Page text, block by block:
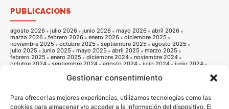
Gestionar consentimiento
Para ofrecer las mejores experiencias, utilizamos tecnologías como las
cookies para almacenar y/o acceder a la información del dispositivo. El
PUBLICACIONS
agosto 2026 julio 2026 junio 2026 mayo 2026
abril 2026
marzo 2026
febrero 2026 enero 2026
diciembre 2025
noviembre 2025
octubre 2025 septiembre 2025
agosto 2025
julio 2025
junio 2025 mayo 2025 abril 2025
marzo 2025
febrero 2025
enero 2025 diciembre 2024
noviembre 2024
octubre 2024
septiembre 2024 agosto 2024 julio 2024
junio 2024
noviembre 2023 octubre 2023
septiembre 2023
noviembre 2022
octubre 2022 septiembre 2022
agosto 2022
julio 2022
junio 2022 mayo 2022 abril 2022
marzo 2022